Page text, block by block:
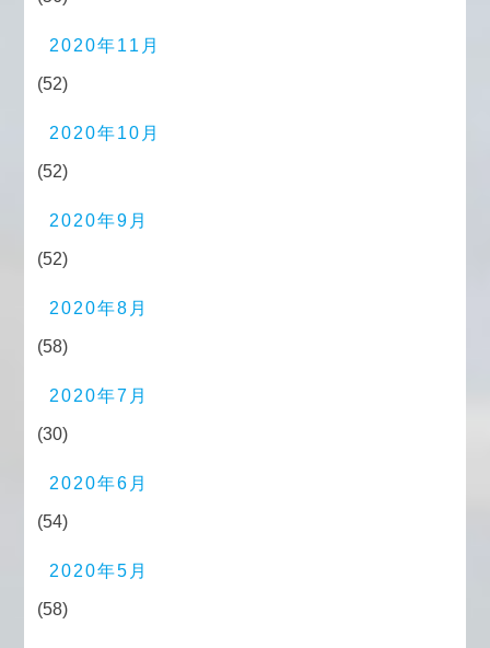
2020年11月
(52)
2020年10月
(52)
2020年9月
(52)
2020年8月
(58)
2020年7月
(30)
2020年6月
(54)
2020年5月
(58)